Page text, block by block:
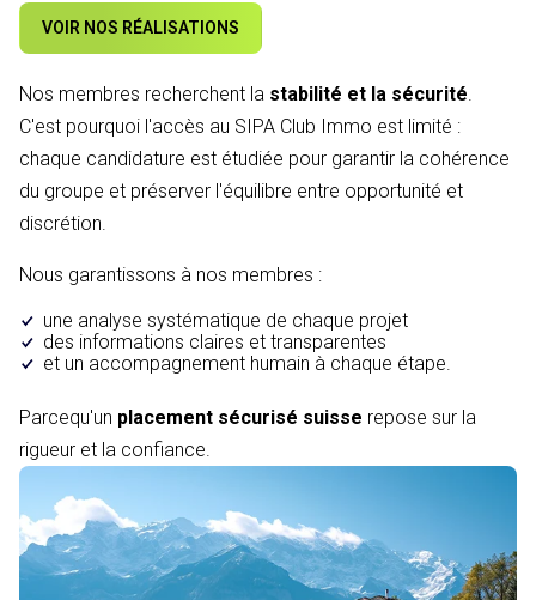
VOIR NOS RÉALISATIONS
Nos membres recherchent la stabilité et la sécurité.
C'est pourquoi l'accès au SIPA Club Immo est limité :
chaque candidature est étudiée pour garantir la cohérence
du groupe et préserver l'équilibre entre opportunité et
discrétion.
Nous garantissons à nos membres :
une analyse systématique de chaque projet
des informations claires et transparentes
et un accompagnement humain à chaque étape.
Parcequ'un placement sécurisé suisse repose sur la
rigueur et la confiance.